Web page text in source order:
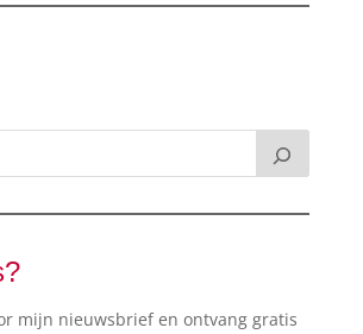
mijn nieuwsbrief en ontvang gratis